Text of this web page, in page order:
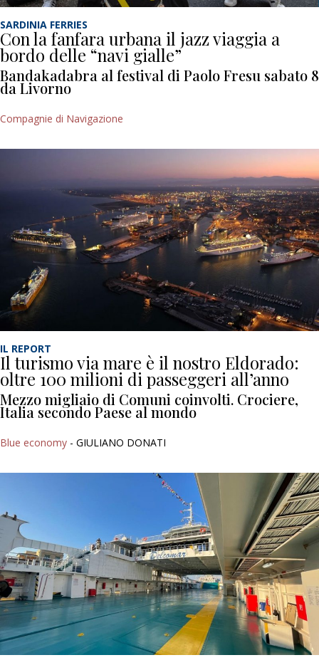
SARDINIA FERRIES
Con la fanfara urbana il jazz viaggia a
bordo delle “navi gialle”
Bandakadabra al festival di Paolo Fresu sabato 8
da Livorno
Compagnie di Navigazione
IL REPORT
Il turismo via mare è il nostro Eldorado:
oltre 100 milioni di passeggeri all’anno
Mezzo migliaio di Comuni coinvolti. Crociere,
Italia secondo Paese al mondo
Blue economy - GIULIANO DONATI